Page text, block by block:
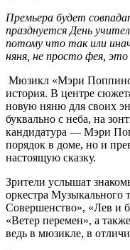
Премьера будет
празднуется День
потому что так или
няня, не просто фея,
Мюзикл «Мэри
история. В центре
новую няню для своих
буквально с неба, на
кандидатура — Мэри
порядок в доме, но и
настоящую сказку.
Зрители услышат
оркестра Музыкального
Совершенство», «Лев и
«Ветер перемен», а
ведь в мюзикле, в